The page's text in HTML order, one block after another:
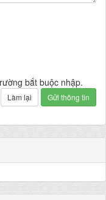
bắt buộc nhập.
Làm lại Gửi thông tin